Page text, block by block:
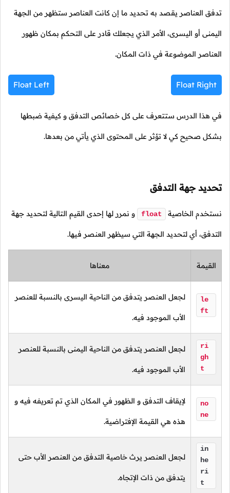
تدفق العناصر يقصد به تحديد ما إن كانت العناصر ستظهر من الجهة
اليمنى أو اليسرى، الأمر الذي يجعلك قادر على التحكم بمكان ظهور
العناصر الموضوعة في ذات المكان.
Float Left Float Right
في هذا الدرس ستتعرف على كل خصائص التدفق و كيفية ضبطها
بشكل صحيح كي لا تؤثر على المحتوى الذي يأتي من بعدها.
تحديد جهة التدفق
نستخدم الخاصية float و نمرر لها إحدى القيم التالية لتحديد جهة
التدفق، أي لتحديد الجهة التي سيظهر العنصر فيها.
القيمة معناها
le
ft
لجعل العنصر يتدفق من الناحية اليسرى بالنسبة للعنصر
الأب الموجود فيه.
ri
gh
t
لجعل العنصر يتدفق من الناحية اليمنى بالنسبة للعنصر
الأب الموجود فيه.
no
ne
لإيقاف التدفق و الظهور في المكان الذي تم تعريفه فيه و
هذه هي القيمة الإفتراضية.
in
he
ri
t
لجعل العنصر يرث خاصية التدفق من العنصر الأب حتى
يتدفق من ذات الإتجاه.